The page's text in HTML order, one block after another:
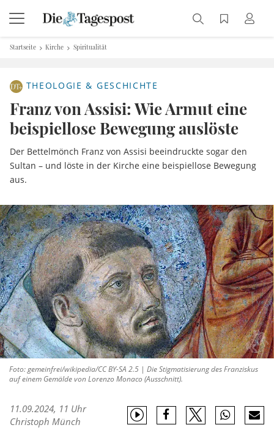
Startseite Kirche Spiritualität
THEOLOGIE & GESCHICHTE
Franz von Assisi: Wie Armut eine
beispiellose Bewegung auslöste
Der Bettelmönch Franz von Assisi beeindruckte sogar den
Sultan – und löste in der Kirche eine beispiellose Bewegung
aus.
Foto: gemeinfrei/wikipedia/CC BY-SA 2.5 | Die Stigmatisierung des Franziskus
auf einem Gemälde von Lorenzo Monaco (Ausschnitt).
11.09.2024, 11 Uhr
Christoph Münch